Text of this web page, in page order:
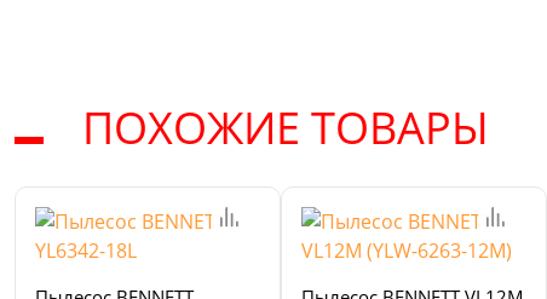
ПОХОЖИЕ ТОВАРЫ